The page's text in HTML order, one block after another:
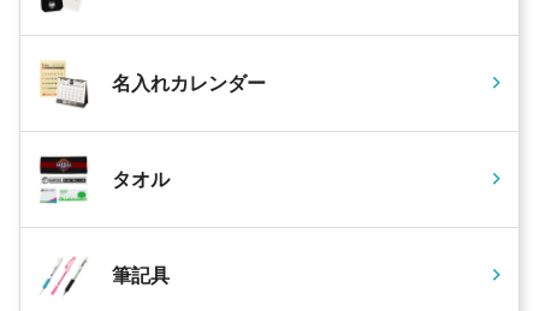
名入れカレンダー
タオル
筆記具